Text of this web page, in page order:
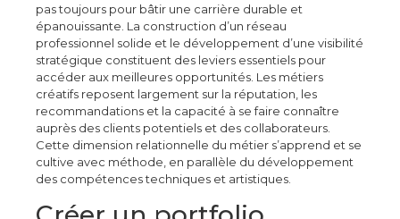
pas toujours pour bâtir une carrière durable et
épanouissante. La construction d’un réseau
professionnel solide et le développement d’une visibilité
stratégique constituent des leviers essentiels pour
accéder aux meilleures opportunités. Les métiers
créatifs reposent largement sur la réputation, les
recommandations et la capacité à se faire connaître
auprès des clients potentiels et des collaborateurs.
Cette dimension relationnelle du métier s’apprend et se
cultive avec méthode, en parallèle du développement
des compétences techniques et artistiques.